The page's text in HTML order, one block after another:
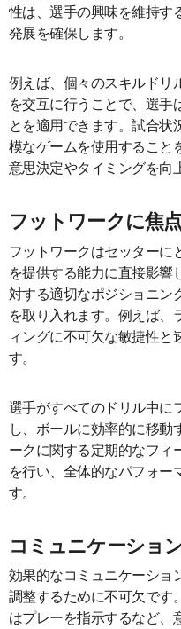
性は、選手の興味を維持す
発展を確保します。
例えば、個々のスキルドリ
を交互に行うことで、選手
とを適用できます。試合状
模なゲームを使用すること
意思決定やタイミングを向
フットワークに焦
フットワークはセッターに
を提供する能力に直接影響
対する適切なポジショニン
を取り入れます。例えば、
ィングに不可欠な敏捷性と
す。
選手がすべてのドリル中に
し、ボールに効率的に移動
ークに関する定期的なフィ
を行い、全体的なパフォー
す。
コミュニケーショ
効果的なコミュニケーショ
調整するために不可欠です
はプレーを指示するなど、